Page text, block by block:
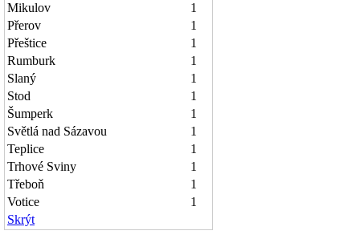
Mikulov
1
Přerov
1
Přeštice
1
Rumburk
1
Slaný
1
Stod
1
Šumperk
1
Světlá nad Sázavou
1
Teplice
1
Trhové Sviny
1
Třeboň
1
Votice
1
Skrýt